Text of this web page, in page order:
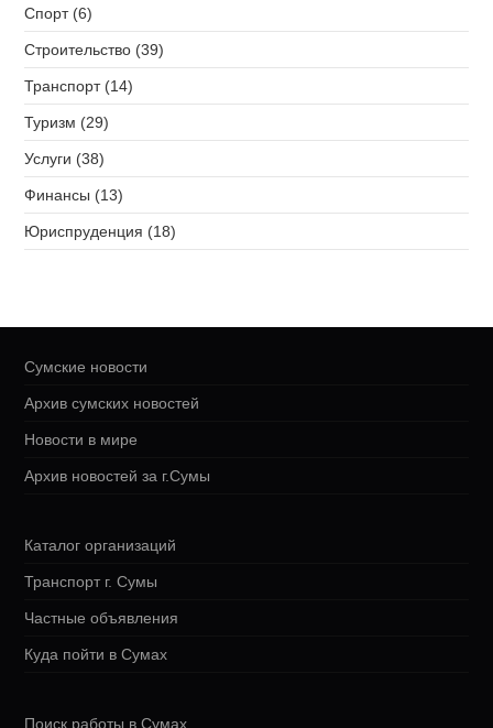
Спорт (6)
Строительство (39)
Транспорт (14)
Туризм (29)
Услуги (38)
Финансы (13)
Юриспруденция (18)
Сумские новости
Архив сумских новостей
Новости в мире
Архив новостей за г.Сумы
Каталог организаций
Транспорт г. Сумы
Частные объявления
Куда пойти в Сумах
Поиск работы в Сумах